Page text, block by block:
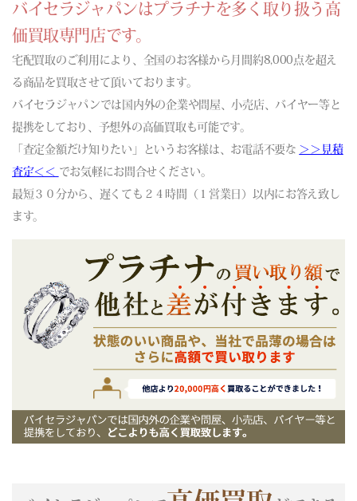
(06/14) 買取相場更新 GOLD(±0)PLATINUM(±0)
(06/12) 買取相場更新 GOLD(
(06/11) 買取相場更新 GOLD(-410)PLATINUM( -264)
(06/10) 買取相場更新 GOLD( -819 )PLATINUM(
(06/09) 買取相場更新 GOLD(-30)PLATINUM(-118)
(06/08) 買取相場更新 GOLD(-821)PLATINUM(-632
(06/07) 買取相場更新 GOLD(±0)PLATINUM(±0)
(06/06) 買取相場更新 GOLD(±0)PLATINUM(±0)
(06/05) 買取相場更新 GOLD( +96)PLATINUM(+117)
(06/02) 買取相場更新 GOLD(
-231 )PLATINUM(
(06/01) 買取相場更新 GOLD(+228 )PLATINUM(+84 )
(05/31) 買取相場更新 GOLD(±0)PLATINUM(±0)
(05/30) 買取相場更新 GOLD(±0)PLATINUM(±0)
(05/29) 買取相場更新 GOLD(+521 )PLATINUM(-26)
(05/28) 買取相場更新 GOLD(-634)PLATINUM(-190)
(05/27) 買取相場更新 GOLD(
(05/26) 買取相場更新 GOLD(
(05/25) 買取相場更新 GOLD(+172)PLATINUM(-18)
(05/24) 買取相場更新 GOLD(±0)PLATINUM(±0)
バイセラジャパンはプラチナを多く取り扱う高
価買取専門店です。
宅配買取のご利用により、全国のお客様から月間約8,000点を超え
る商品を買取させて頂いております。
バイセラジャパンでは国内外の企業や問屋、小売店、バイヤー等と
提携をしており、予想外の高価買取も可能です。
「査定金額だけ知りたい」というお客様は、お電話不要な ＞＞見積
査定＜＜ でお気軽にお問合せください。
最短３０分から、遅くても２４時間（１営業日）以内にお答え致し
ます。